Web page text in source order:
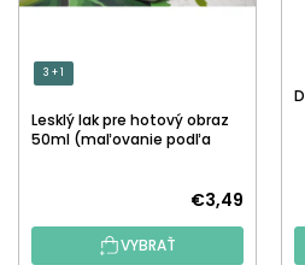
3 + 1
Lesklý lak pre hotový obraz
50ml (maľovanie podľa
€3,49
VYBRAŤ